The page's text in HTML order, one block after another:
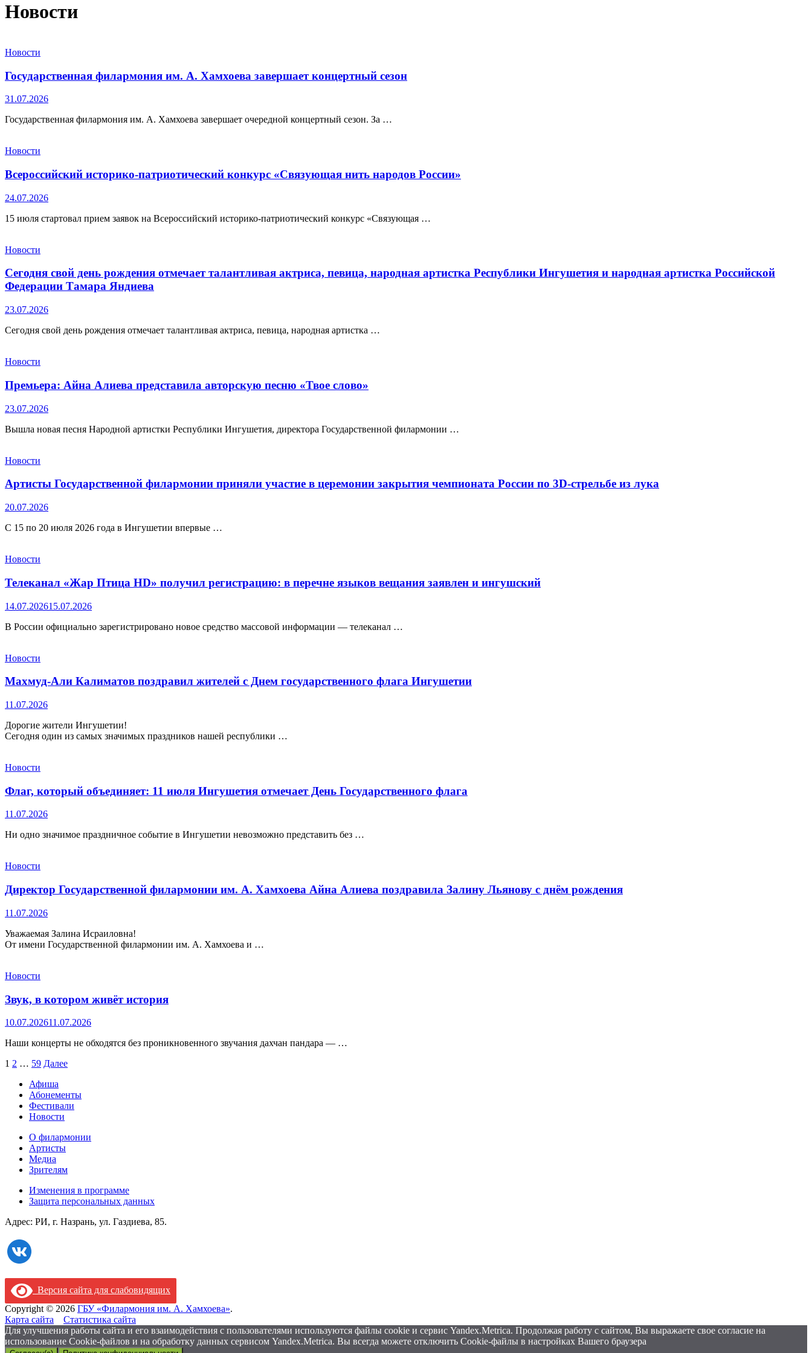
Новости
Новости
Государственная филармония им. А. Хамхоева завершает концертный сезон
31.07.2026
Государственная филармония им. А. Хамхоева завершает очередной концертный сезон. За …
Новости
Всероссийский историко-патриотический конкурс «Связующая нить народов России»
24.07.2026
15 июля стартовал прием заявок на Всероссийский историко-патриотический конкурс «Связующая …
Новости
Сегодня свой день рождения отмечает талантливая актриса, певица, народная артистка Республики Ингушетия и народная артистка Российской
Федерации Тамара Яндиева
23.07.2026
Сегодня свой день рождения отмечает талантливая актриса, певица, народная артистка …
Новости
Премьера: Айна Алиева представила авторскую песню «Твое слово»
23.07.2026
Вышла новая песня Народной артистки Республики Ингушетия, директора Государственной филармонии …
Новости
Артисты Государственной филармонии приняли участие в церемонии закрытия чемпионата России по 3D-стрельбе из лука
20.07.2026
С 15 по 20 июля 2026 года в Ингушетии впервые …
Новости
Телеканал «Жар Птица HD» получил регистрацию: в перечне языков вещания заявлен и ингушский
14.07.202615.07.2026
В России официально зарегистрировано новое средство массовой информации — телеканал …
Новости
Махмуд-Али Калиматов поздравил жителей с Днем государственного флага Ингушетии
11.07.2026
Дорогие жители Ингушетии!
Сегодня один из самых значимых праздников нашей республики …
Новости
Флаг, который объединяет: 11 июля Ингушетия отмечает День Государственного флага
11.07.2026
Ни одно значимое праздничное событие в Ингушетии невозможно представить без …
Новости
Директор Государственной филармонии им. А. Хамхоева Айна Алиева поздравила Залину Льянову с днём рождения
11.07.2026
Уважаемая Залина Исраиловна!
От имени Государственной филармонии им. А. Хамхоева и …
Новости
Звук, в котором живёт история
10.07.202611.07.2026
Наши концерты не обходятся без проникновенного звучания дахчан пандара — …
Пагинация
записей
1 2 … 59 Далее
Афиша
Абонементы
Фестивали
Новости
О филармонии
Артисты
Медиа
Зрителям
Изменения в программе
Защита персональных данных
Адрес: РИ, г. Назрань, ул. Газдиева, 85.
Версия сайта для слабовидящих
Copyright © 2026 ГБУ «Филармония им. А. Хамхоева».
Карта сайта
Статистика сайта
Для улучшения работы сайта и его взаимодействия с пользователями используются файлы cookie и сервис Yandex.Metrica. Продолжая работу с сайтом, Вы выражаете свое согласие на
использование Cookie-файлов и на обработку данных сервисом Yandex.Metrica. Вы всегда можете отключить Cookie-файлы в настройках Вашего браузера